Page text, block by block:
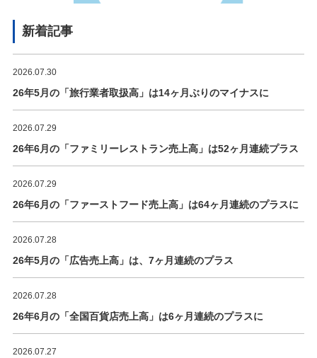
新着記事
2026.07.30
26年5月の「旅行業者取扱高」は14ヶ月ぶりのマイナスに
2026.07.29
26年6月の「ファミリーレストラン売上高」は52ヶ月連続プラス
2026.07.29
26年6月の「ファーストフード売上高」は64ヶ月連続のプラスに
2026.07.28
26年5月の「広告売上高」は、7ヶ月連続のプラス
2026.07.28
26年6月の「全国百貨店売上高」は6ヶ月連続のプラスに
2026.07.27